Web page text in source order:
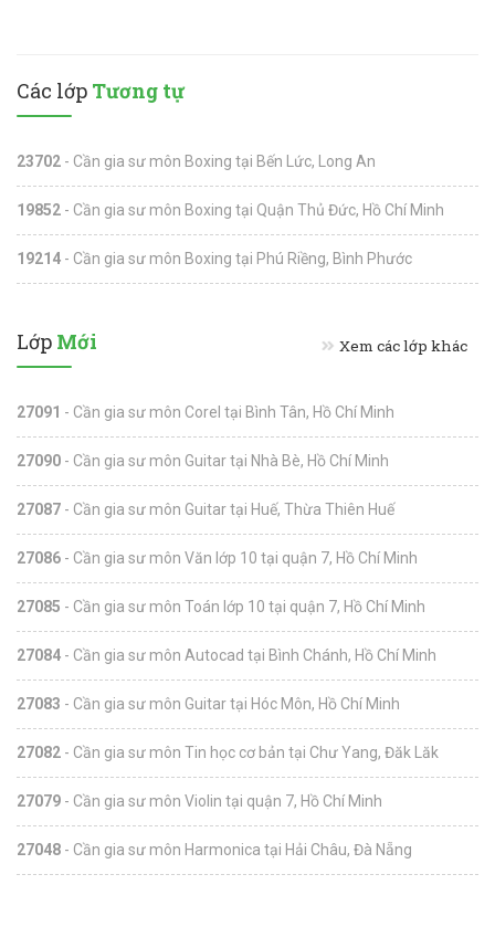
Các lớp Tương tự
23702 - Cần gia sư môn Boxing tại Bến Lức, Long An
19852 - Cần gia sư môn Boxing tại Quận Thủ Đức, Hồ Chí Minh
19214 - Cần gia sư môn Boxing tại Phú Riềng, Bình Phước
Lớp Mới Xem các lớp khác
27091 - Cần gia sư môn Corel tại Bình Tân, Hồ Chí Minh
27090 - Cần gia sư môn Guitar tại Nhà Bè, Hồ Chí Minh
27087 - Cần gia sư môn Guitar tại Huế, Thừa Thiên Huế
27086 - Cần gia sư môn Văn lớp 10 tại quận 7, Hồ Chí Minh
27085 - Cần gia sư môn Toán lớp 10 tại quận 7, Hồ Chí Minh
27084 - Cần gia sư môn Autocad tại Bình Chánh, Hồ Chí Minh
27083 - Cần gia sư môn Guitar tại Hóc Môn, Hồ Chí Minh
27082 - Cần gia sư môn Tin học cơ bản tại Chư Yang, Đăk Lăk
27079 - Cần gia sư môn Violin tại quận 7, Hồ Chí Minh
27048 - Cần gia sư môn Harmonica tại Hải Châu, Đà Nẵng